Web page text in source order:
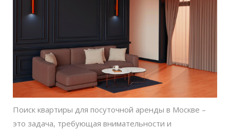
Поиск квартиры для посуточной аренды в Москве –
это задача, требующая внимательности и